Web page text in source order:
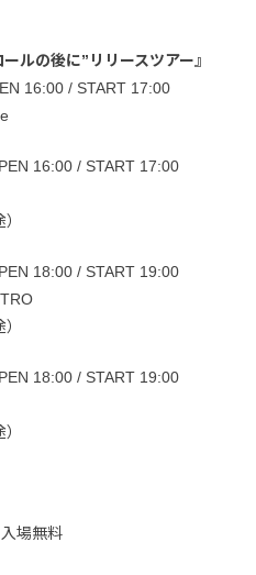
ルの後に”リリースツアー』
16:00 / START 17:00
16:00 / START 17:00
18:00 / START 19:00
18:00 / START 19:00
場無料